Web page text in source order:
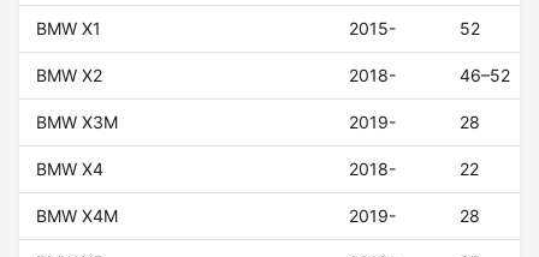
BMW X1 2015- 52
BMW X2 2018- 46–52
BMW X3M 2019- 28
BMW X4 2018- 22
BMW X4M 2019- 28